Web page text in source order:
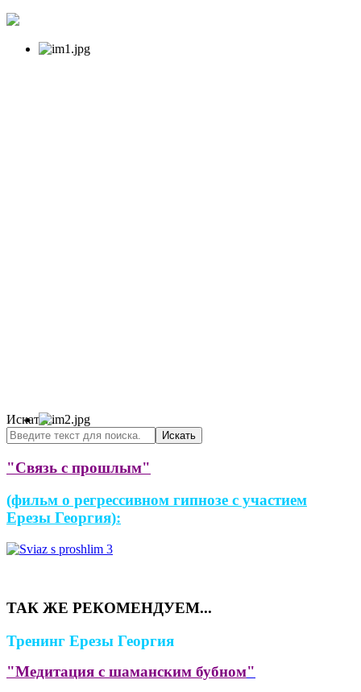
Искать...
Искать
"Связь с прошлым"
(фильм о регрессивном гипнозе с участием
Ерезы Георгия):
ТАК ЖЕ РЕКОМЕНДУЕМ...
Тренинг Ерезы Георгия
"Медитация с шаманским бубном"